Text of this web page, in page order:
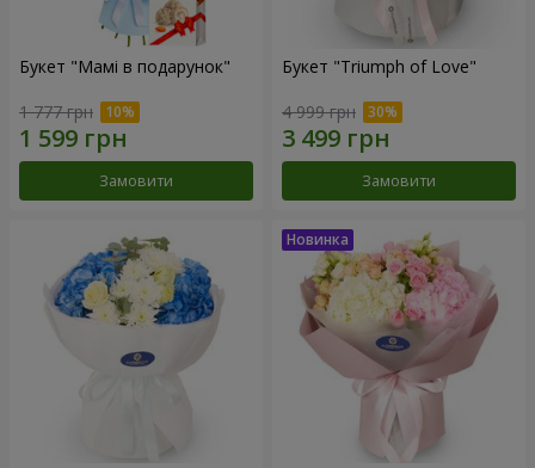
Букет "Мамі в подарунок"
1 777 грн
Замовити
Букет "Triumph of Love"
4 999 грн
Замовити